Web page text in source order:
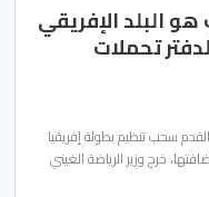
هو البلد الإفريقي
تحملات
سحب تنظيم بطولة إفريقيا
خرج وزير الرياضة الغيني